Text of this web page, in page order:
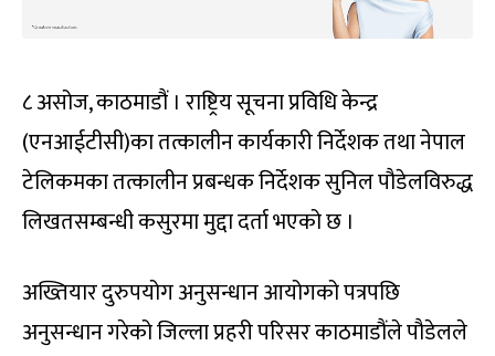
८ असोज, काठमाडौं । राष्ट्रिय सूचना प्रविधि केन्द्र
(एनआईटीसी)का तत्कालीन कार्यकारी निर्देशक तथा नेपाल
टेलिकमका तत्कालीन प्रबन्धक निर्देशक सुनिल पौडेलविरुद्ध
लिखतसम्बन्धी कसुरमा मुद्दा दर्ता भएको छ ।
अख्तियार दुरुपयोग अनुसन्धान आयोगको पत्रपछि
अनुसन्धान गरेको जिल्ला प्रहरी परिसर काठमाडौंले पौडेलले